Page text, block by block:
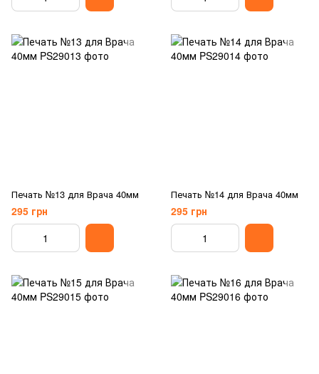
Печать №13 для Врача 40мм
295 грн
Печать №14 для Врача 40мм
295 грн